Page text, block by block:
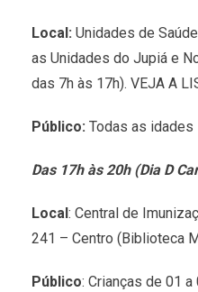
Local: Unidades de
as Unidades do Jupiá e
das 7h às 17h). VEJA A
Público: Todas as idades
Das 17h às 20h (Dia D
Local : Central de
241 – Centro (Biblioteca
Público: Crianças de 01